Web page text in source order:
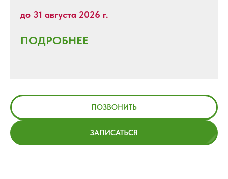
до 31 августа 2026 г.
ПОДРОБНЕЕ
ПОЗВОНИТЬ
ЗАПИСАТЬСЯ